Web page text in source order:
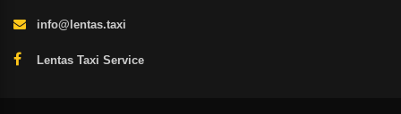
info@lentas.taxi
Lentas Taxi Service